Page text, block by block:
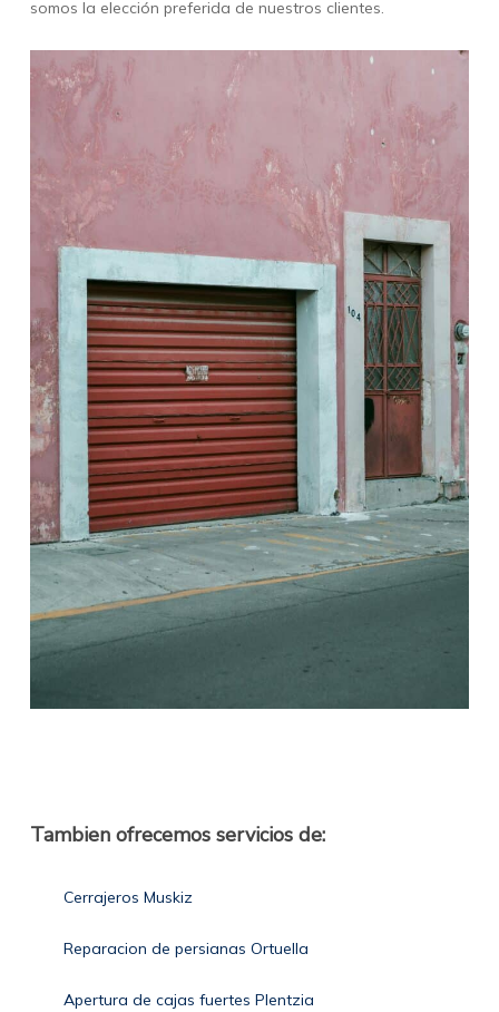
somos la elección preferida de nuestros clientes.
Tambien ofrecemos servicios de:
Cerrajeros Muskiz
Reparacion de persianas Ortuella
Apertura de cajas fuertes Plentzia